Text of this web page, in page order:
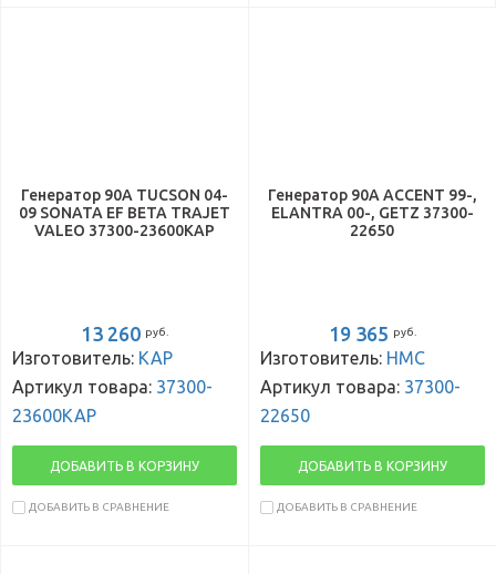
Генератор 90А TUCSON 04-
09 SONATA EF BETA TRAJET
VALEO 37300-23600KAP
13 260 руб.
Изготовитель: KAP
Артикул товара: 37300-
23600KAP
ДОБАВИТЬ В КОРЗИНУ
ДОБАВИТЬ В СРАВНЕНИЕ
Генератор 90А ACCENT 99-,
ELANTRA 00-, GETZ 37300-
22650
19 365 руб.
Изготовитель: HMC
Артикул товара: 37300-
22650
ДОБАВИТЬ В КОРЗИНУ
ДОБАВИТЬ В СРАВНЕНИЕ